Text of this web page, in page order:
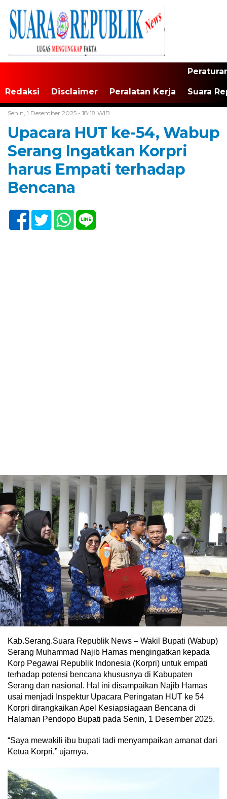
Redaksi Disclaimer Peralatan Kerja Suara
Senin, 1 Desember 2025 - 18:18 WIB
Upacara HUT ke-54, Wabup
Serang Ingatkan Korpri
harus Empati terhadap
Bencana
Kab.Serang.Suara Republik News – Wakil Bupati (Wabup)
Serang Muhammad Najib Hamas mengingatkan kepada
Korp Pegawai Republik Indonesia (Korpri) untuk empati
terhadap potensi bencana khususnya di Kabupaten
Serang dan nasional. Hal ini disampaikan Najib Hamas
usai menjadi Inspektur Upacara Peringatan HUT ke 54
Korpri dirangkaikan Apel Kesiapsiagaan Bencana di
Halaman Pendopo Bupati pada Senin, 1 Desember 2025.
“Saya mewakili ibu bupati tadi menyampaikan amanat dari
Ketua Korpri,” ujarnya.